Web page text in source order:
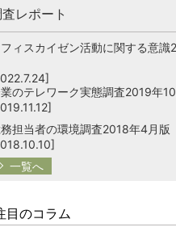
レポート
ィスカイゼン活動に関する意識
のテレワーク実態調査2019年
担当者の環境調査2018年4月版
一覧へ
目のコラム